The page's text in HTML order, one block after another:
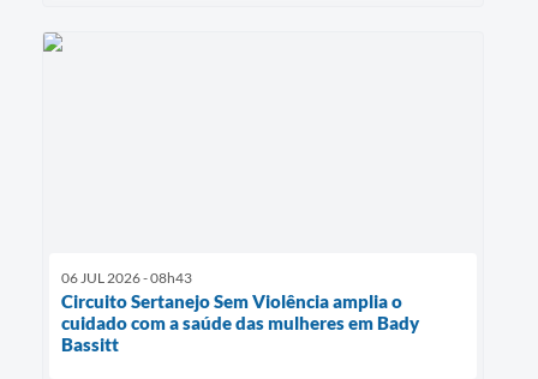
06 JUL 2026 - 08h43
Circuito Sertanejo Sem Violência amplia o
cuidado com a saúde das mulheres em Bady
Bassitt